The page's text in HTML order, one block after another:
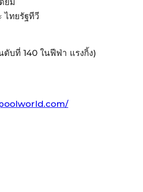
ไทยรัฐทีวี
บที่ 140 ในฟีฟ่า แรงกิ้ง)